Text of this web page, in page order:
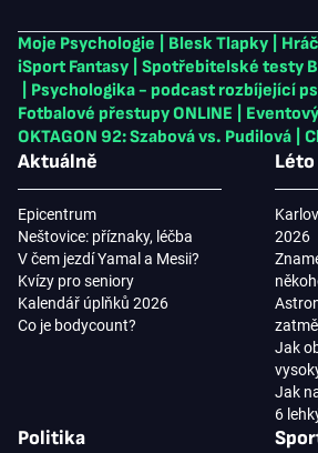
Moje Psychologie Blesk Tlapky
iSport Fantasy
Spotřebitelské testy
Psychologika - podcast rozbíjející
Fotbalové přestupy ONLINE
OKTAGON 92: Szabová vs. Pudilová
Aktuálně
Epicentrum
Neštovice: příznaky, léčba
V čem jezdí Yamal a Mesii?
Kvízy pro seniory
Kalendář úplňků 2026
Co je bodycount?
2026
Jak
Jak
6
Politika